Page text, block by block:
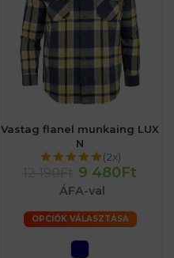
Vastag flanel munkaing LUX
N
(2x)
9 480Ft
ÁFA-val
OPCIÓK VÁLASZTÁSA